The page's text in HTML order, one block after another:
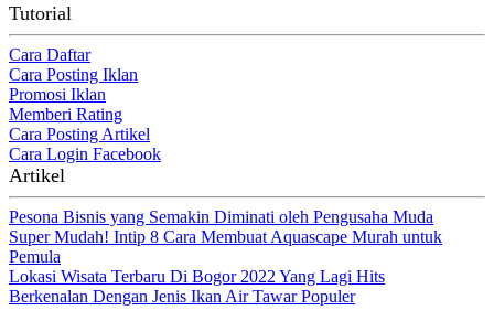
Tutorial
Cara Daftar
Cara Posting Iklan
Promosi Iklan
Memberi Rating
Cara Posting Artikel
Cara Login Facebook
Artikel
Pesona Bisnis yang Semakin Diminati oleh Pengusaha Muda
Super Mudah! Intip 8 Cara Membuat Aquascape Murah untuk
Pemula
Lokasi Wisata Terbaru Di Bogor 2022 Yang Lagi Hits
Berkenalan Dengan Jenis Ikan Air Tawar Populer